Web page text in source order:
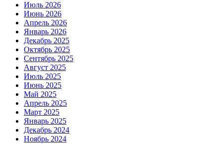
Июль 2026
Июнь 2026
Апрель 2026
Январь 2026
Декабрь 2025
Октябрь 2025
Сентябрь 2025
Август 2025
Июль 2025
Июнь 2025
Май 2025
Апрель 2025
Март 2025
Январь 2025
Декабрь 2024
Ноябрь 2024